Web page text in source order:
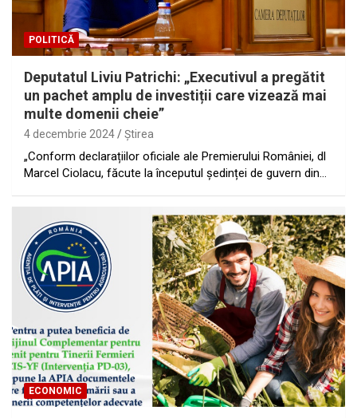
POLITICĂ
Deputatul Liviu Patrichi: „Executivul a pregătit
un pachet amplu de investiții care vizează mai
multe domenii cheie”
4 decembrie 2024 Ştirea
„Conform declarațiilor oficiale ale Premierului României, dl
Marcel Ciolacu, făcute la începutul ședinței de guvern din…
ECONOMIC